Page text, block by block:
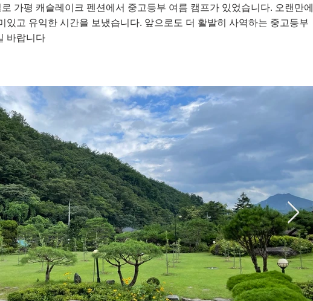
고등부 캠프
가평 캐슬레이크 펜션에서 중고등부 여름 캠프가 있었습니다. 오랜만에
있고 유익한 시간을 보냈습니다. 앞으로도 더 활발히 사역하는 중고등부
바랍니다